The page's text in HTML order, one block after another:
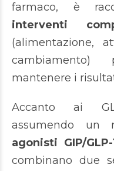
farmaco, è
interventi
(alimentazione,
mantenere i
Accanto ai
assumendo un
agonisti GIP/GLP-
combinano due